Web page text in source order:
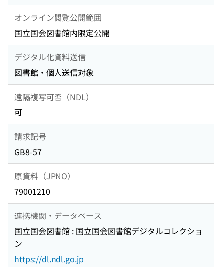
オンライン閲覧公開範囲
国立国会図書館内限定公開
デジタル化資料送信
図書館・個人送信対象
遠隔複写可否（NDL）
可
請求記号
GB8-57
原資料（JPNO）
79001210
連携機関・データベース
国立国会図書館 : 国立国会図書館デジタルコレクショ
ン
https://dl.ndl.go.jp